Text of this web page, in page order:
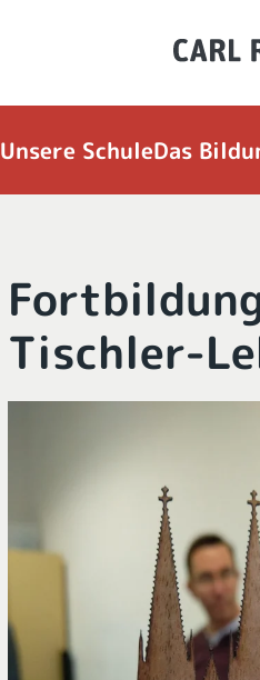
Unsere SchuleDas
Tischler-